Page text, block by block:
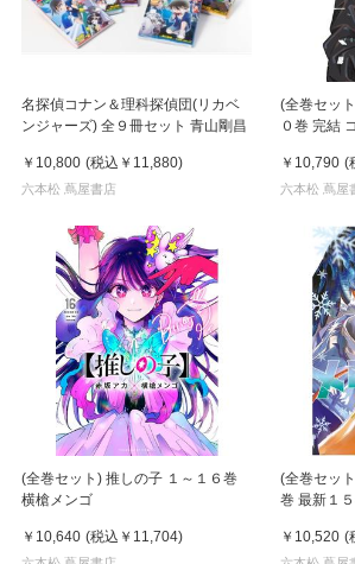
名探偵コナン＆理科探偵団(リカベ
ンジャーズ) 全９冊セット 青山剛昌
￥10,800 (税込 ￥11,880)
六本松 蔦屋書店
(全巻セッ
０巻 完結
￥10,790 (
六本松 蔦屋
(全巻セット) 推しの子 １～１６巻
横槍メンゴ
￥10,640 (税込 ￥11,704)
(全巻セッ
巻 最新１
￥10,520 (